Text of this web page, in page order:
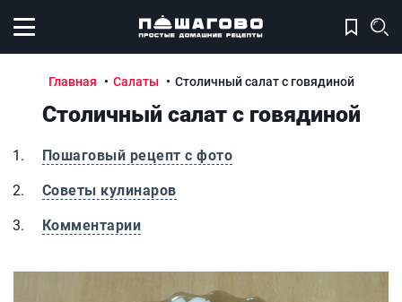
Открыть меню
Главная Салаты Столичный салат с говядиной
Столичный салат с говядиной
Пошаговый рецепт с фото
Советы кулинаров
Комментарии